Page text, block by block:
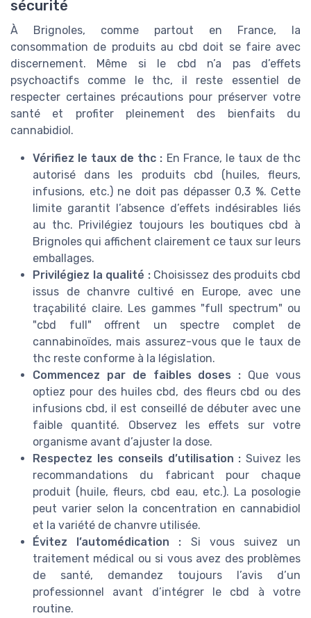
sécurité
À Brignoles, comme partout en France, la
consommation de produits au cbd doit se faire avec
discernement. Même si le cbd n’a pas d’effets
psychoactifs comme le thc, il reste essentiel de
respecter certaines précautions pour préserver votre
santé et profiter pleinement des bienfaits du
cannabidiol.
Vérifiez le taux de thc : En France, le taux de thc
autorisé dans les produits cbd (huiles, fleurs,
infusions, etc.) ne doit pas dépasser 0,3 %. Cette
limite garantit l’absence d’effets indésirables liés
au thc. Privilégiez toujours les boutiques cbd à
Brignoles qui affichent clairement ce taux sur leurs
emballages.
Privilégiez la qualité :Choisissez des produits cbd
issus de chanvre cultivé en Europe, avec une
traçabilité claire. Les gammes "full spectrum" ou
"cbd full" offrent un spectre complet de
cannabinoïdes, mais assurez-vous que le taux de
thc reste conforme à la législation.
Commencez par de faibles doses : Que vous
optiez pour des huiles cbd, des fleurs cbd ou des
infusions cbd, il est conseillé de débuter avec une
faible quantité. Observez les effets sur votre
organisme avant d’ajuster la dose.
Respectez les conseils d’utilisation : Suivez les
recommandations du fabricant pour chaque
produit (huile, fleurs, cbd eau, etc.). La posologie
peut varier selon la concentration en cannabidiol
et la variété de chanvre utilisée.
Évitez l’automédication : Si vous suivez un
traitement médical ou si vous avez des problèmes
de santé, demandez toujours l’avis d’un
professionnel avant d’intégrer le cbd à votre
routine.